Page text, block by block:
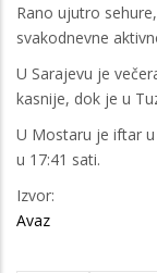
Rano ujutro
svakodnevne
U Sarajevu je
kasnije, dok je u
U Mostaru je iftar
u 17:41 sati.
Izvor:
Avaz